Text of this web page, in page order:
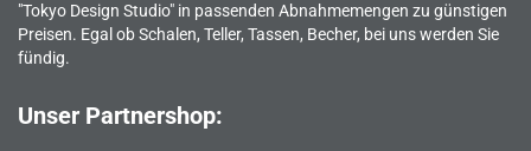
"Tokyo Design Studio" in passenden Abnahmemengen zu günstigen
Preisen. Egal ob Schalen, Teller, Tassen, Becher, bei uns werden Sie
fündig.
Unser Partnershop: